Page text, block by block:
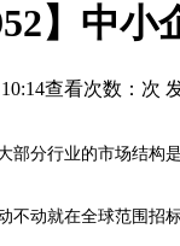
】中
查看次数： 次
分行业的市场结构是
动就在全球范围招标